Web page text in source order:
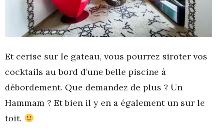
Et cerise sur le gateau, vous pourrez siroter vos
cocktails au bord d’une belle piscine à
débordement. Que demandez de plus ? Un
Hammam ? Et bien il y en a également un sur le
toit.